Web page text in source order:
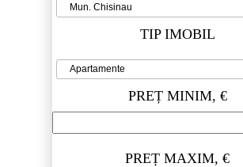
TIP IMOBIL
PREȚ MINIM, €
PREȚ MAXIM, €